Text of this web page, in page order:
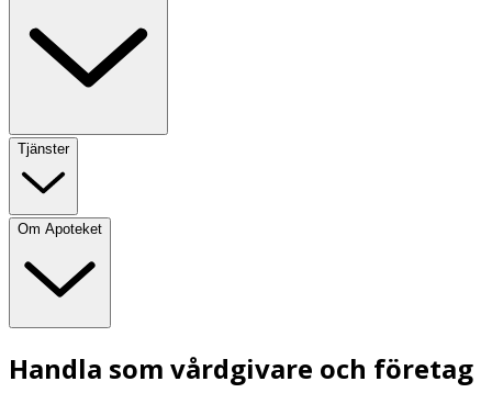
Tjänster
Om Apoteket
Handla som vårdgivare och företag